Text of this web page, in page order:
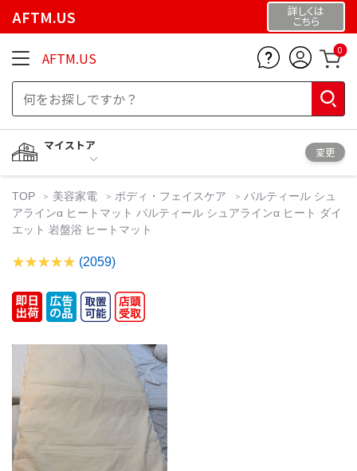
AFTM.US 詳しくは
こちら
AFTM.US 0
マイストア
変更
TOP 美容家電 ボディ・フェイスケア
パルティール シュ
アラインα ヒートマット パルティール シュアラインα ヒート ダイ
エット 岩盤浴 ヒートマット
(2059)